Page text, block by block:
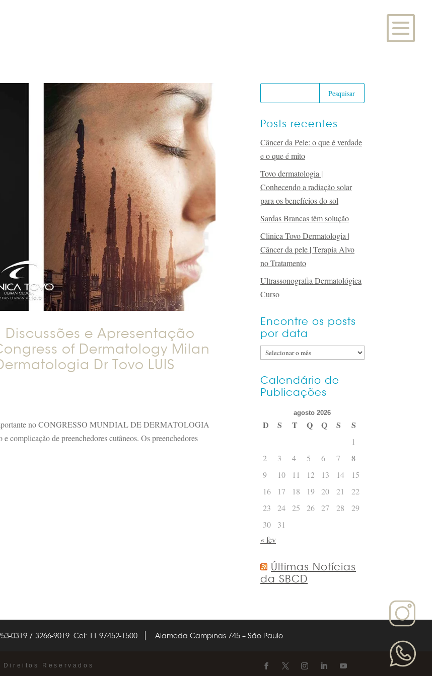
e Apresentação
of Dermatology Milan
Dr Tovo LUIS
no CONGRESSO MUNDIAL DE DERMATOLOGIA
de preenchedores cutâneos. Os preenchedores
Posts recentes
Câncer da Pele: o que é verdade
e o que é mito
Tovo dermatologia |
Conhecendo a radiação solar
para os benefícios do sol
Sardas Brancas têm solução
Clinica Tovo Dermatologia |
Câncer da pele | Terapia Alvo
no Tratamento
Ultrassonografia Dermatológica
Curso
Encontre os posts
por data
Encontre
posts
por
Calendário de
Publicações
agosto 2026
D S T Q Q S S
1
2
3 4 5 6 7 8
9 10 11 12 13 14
15
16
17 18 19 20 21
22
23
24 25 26 27 28
29
30
31
« fev
Últimas Notícias
da SBCD
0319 / 3266-9019 Cel: 11 97452-1500 Alameda Campinas 745 – São Paulo
Reservados